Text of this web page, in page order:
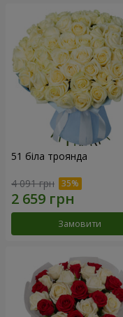
51 біла троянда
4 091 грн
Замовити